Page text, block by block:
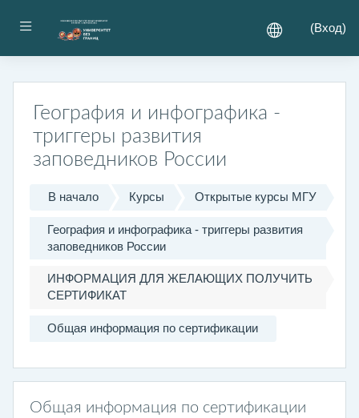
Боковая панель (Вход)
География и инфографика -
триггеры развития
заповедников России
В начало Курсы Открытые курсы МГУ
География и инфографика - триггеры развития
заповедников России
ИНФОРМАЦИЯ ДЛЯ ЖЕЛАЮЩИХ ПОЛУЧИТЬ
СЕРТИФИКАТ
Общая информация по сертификации
Общая информация по сертификации